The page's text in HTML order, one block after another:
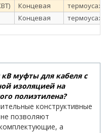
Концевая
Концевая
муфты для кабеля с
изоляцией на
полиэтилена?
конструктивные
позволяют
а